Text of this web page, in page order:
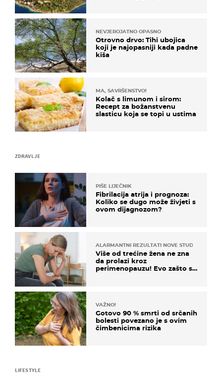
ZDRAVLJE
PIŠE LIJEČNIK
Fibrilacija atrija i prognoza:
Koliko se dugo može živjeti s
ovom dijagnozom?
ALARMANTNI REZULTATI NOVE STUDIJE
Više od trećine žena ne zna
da prolazi kroz
perimenopauzu! Evo zašto su
VAŽNO!
Gotovo 90 % smrti od srčanih
bolesti povezano je s ovim
čimbenicima rizika
NEVJEROJATNO OPASNO
Otrovno drvo: Tihi ubojica
koji je najopasniji kada padne
kiša
MA, SAVRŠENSTVO!
Kolač s limunom i sirom:
Recept za božanstvenu
slasticu koja se topi u ustima
LIFESTYLE